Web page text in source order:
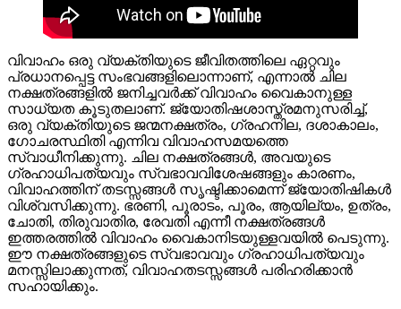
വിവാഹം ഒരു വ്യക്തിയുടെ ജീവിതത്തിലെ ഏറ്റവും
പ്രധാനപ്പെട്ട സംഭവങ്ങളിലൊന്നാണ്, എന്നാൽ ചില
നക്ഷത്രങ്ങളിൽ ജനിച്ചവർക്ക് വിവാഹം വൈകാനുള്ള
സാധ്യത കൂടുതലാണ്. ജ്യോതിഷശാസ്ത്രമനുസരിച്ച്,
ഒരു വ്യക്തിയുടെ ജന്മനക്ഷത്രം, ഗ്രഹനില, ദശാകാലം,
ഗോചരസ്ഥിതി എന്നിവ വിവാഹസമയത്തെ
സ്വാധീനിക്കുന്നു. ചില നക്ഷത്രങ്ങൾ, അവയുടെ
ഗ്രഹാധിപത്യവും സ്വഭാവവിശേഷങ്ങളും കാരണം,
വിവാഹത്തിന് തടസ്സങ്ങൾ സൃഷ്ടിക്കാമെന്ന് ജ്യോതിഷികൾ
വിശ്വസിക്കുന്നു. ഭരണി, പൂരാടം, പൂരം, ആയില്യം, ഉത്രം,
ചോതി, തിരുവാതിര, രേവതി എന്നീ നക്ഷത്രങ്ങൾ
ഇത്തരത്തിൽ വിവാഹം വൈകാനിടയുള്ളവയിൽ പെടുന്നു.
ഈ നക്ഷത്രങ്ങളുടെ സ്വഭാവവും ഗ്രഹാധിപത്യവും
മനസ്സിലാക്കുന്നത്, വിവാഹതടസ്സങ്ങൾ പരിഹരിക്കാൻ
സഹായിക്കും.